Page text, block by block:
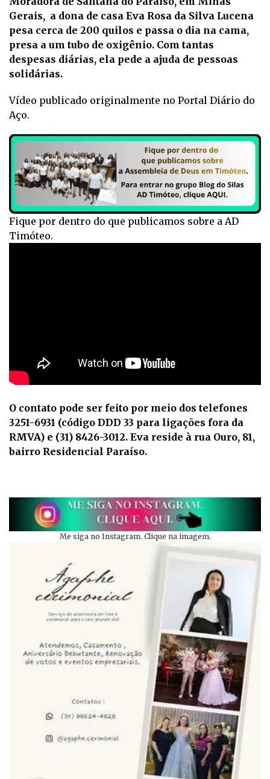
Gerais, a dona de casa Eva Rosa da Silva Lucena
pesa cerca de 200 quilos e passa o dia na cama,
presa a um tubo de oxigênio. Com tantas
despesas diárias, ela pede a ajuda de pessoas
solidárias.
Vídeo publicado originalmente no Portal Diário do
Aço.
Fique por dentro do que publicamos sobre a AD
Timóteo.
O contato pode ser feito por meio dos telefones
3251-6931 (código DDD 33 para ligações fora da
RMVA) e (31) 8426-3012. Eva reside à rua Ouro, 81,
bairro Residencial Paraíso.
Me siga no Instagram. Clique na imagem.